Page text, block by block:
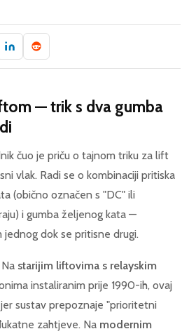
— trik s dva gumba
čuo je priču o tajnom triku za lift
vlak. Radi se o kombinaciji pritiska
(obično označen s "DC" ili
i gumba željenog kata —
dok se pritisne drugi.
starijim liftovima s relayskim
instaliranim prije 1990-ih, ovaj
sustav prepoznaje "prioritetni
zahtjeve. Na modernim